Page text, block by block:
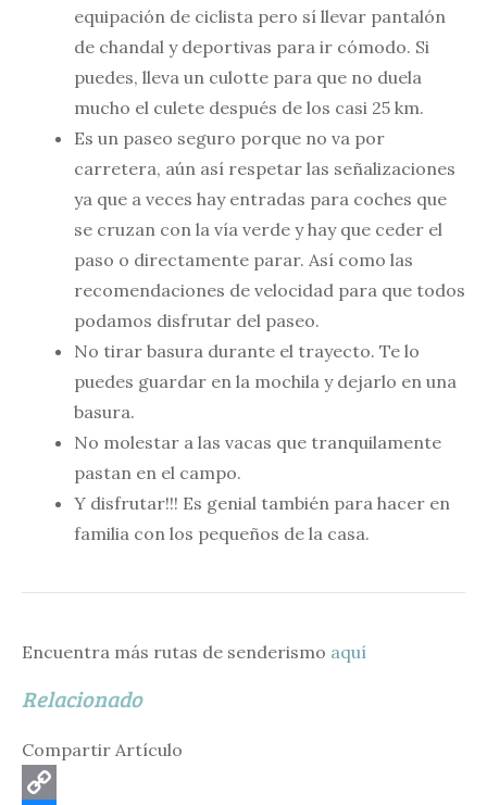
equipación de ciclista pero sí llevar pantalón
de chandal y deportivas para ir cómodo. Si
puedes, lleva un culotte para que no duela
mucho el culete después de los casi 25 km.
Es un paseo seguro porque no va por
carretera, aún así respetar las señalizaciones
ya que a veces hay entradas para coches que
se cruzan con la vía verde y hay que ceder el
paso o directamente parar. Así como las
recomendaciones de velocidad para que todos
podamos disfrutar del paseo.
No tirar basura durante el trayecto. Te lo
puedes guardar en la mochila y dejarlo en una
basura.
No molestar a las vacas que tranquilamente
pastan en el campo.
Y disfrutar!!! Es genial también para hacer en
familia con los pequeños de la casa.
Encuentra más rutas de senderismo aquí
Relacionado
Compartir Artículo